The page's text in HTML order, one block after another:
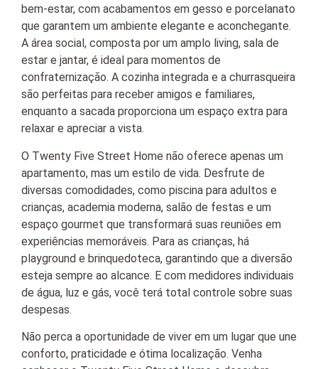
bem-estar, com acabamentos em gesso e porcelanato
que garantem um ambiente elegante e aconchegante.
A área social, composta por um amplo living, sala de
estar e jantar, é ideal para momentos de
confraternização. A cozinha integrada e a churrasqueira
são perfeitas para receber amigos e familiares,
enquanto a sacada proporciona um espaço extra para
relaxar e apreciar a vista.
O Twenty Five Street Home não oferece apenas um
apartamento, mas um estilo de vida. Desfrute de
diversas comodidades, como piscina para adultos e
crianças, academia moderna, salão de festas e um
espaço gourmet que transformará suas reuniões em
experiências memoráveis. Para as crianças, há
playground e brinquedoteca, garantindo que a diversão
esteja sempre ao alcance. E com medidores individuais
de água, luz e gás, você terá total controle sobre suas
despesas.
Não perca a oportunidade de viver em um lugar que une
conforto, praticidade e ótima localização. Venha